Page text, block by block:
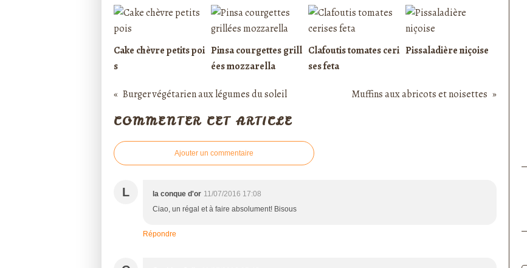
Cake chèvre petits poi
s
Pinsa courgettes grill
ées mozzarella
Clafoutis tomates ceri
ses feta
Pissaladière niçoise
Burger végétarien aux légumes du soleil Muffins aux abricots et noisettes
COMMENTER CET ARTICLE
Ajouter un commentaire
L la conque d'or 11/07/2016 17:08
Ciao, un régal et à faire absolument! Bisous
Répondre